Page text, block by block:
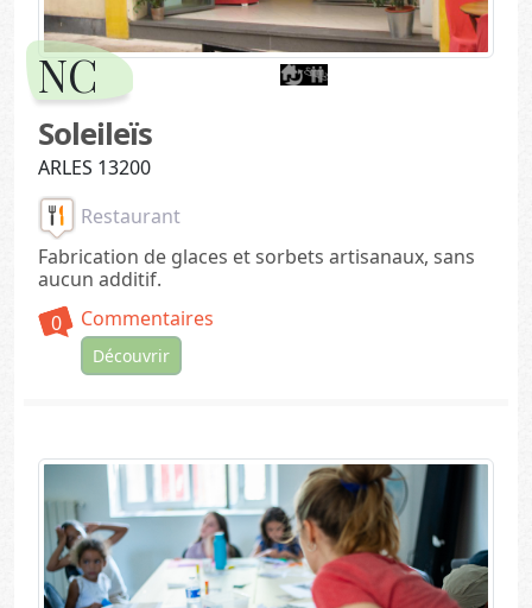
NC
Soleileïs
ARLES 13200
Restaurant
Fabrication de glaces et sorbets artisanaux, sans
aucun additif.
0
Commentaires
Découvrir